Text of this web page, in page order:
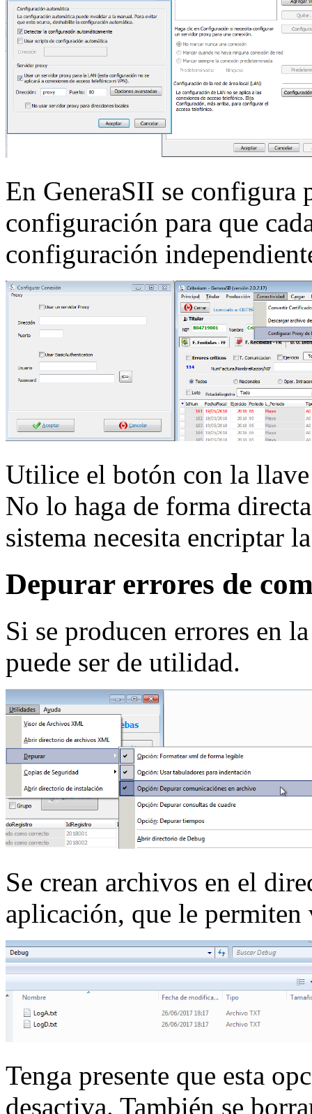
En GeneraSII se configura
configuración para que
configuración
Utilice el botón con la
No lo haga de forma
sistema necesita encriptar
Depurar errores de
Si se producen errores en
puede ser de utilidad.
Se crean archivos en el
aplicación, que le permiten
Tenga presente que esta
desactiva. También se